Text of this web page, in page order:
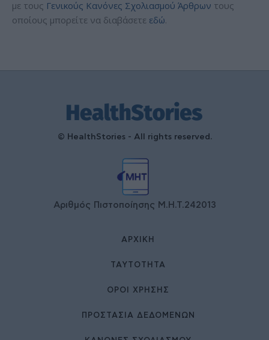
με τους Γενικούς Κανόνες Σχολιασμού Άρθρων τους
οποίους μπορείτε να διαβάσετε εδώ.
© HealthStories - All rights reserved.
Αριθμός Πιστοποίησης Μ.Η.Τ.242013
ΑΡΧΙΚΉ
ΤΑΥΤΌΤΗΤΑ
ΌΡΟΙ ΧΡΉΣΗΣ
ΠΡΟΣΤΑΣΙΑ ΔΕΔΟΜΕΝΩΝ